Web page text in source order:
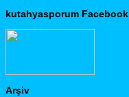
kutahyasporum Facebook
Arşiv